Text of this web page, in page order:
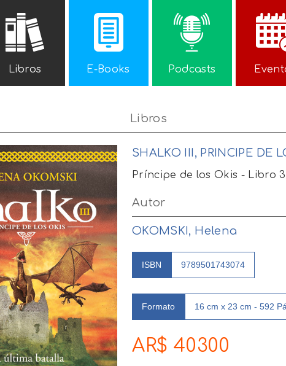
Libros E-Books Podcasts
Libros
SHALKO III, PRINCIPE DE
Príncipe de los Okis - Libro 3
Autor
OKOMSKI, Helena
ISBN 9789501743074
Formato 16 cm x 23 cm - 592
AR$ 40300